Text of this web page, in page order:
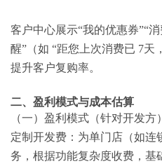
客户中心展示“我的优惠券”“
醒”（如 “距您上次消费已 7天
提升客户复购率。
二、盈利模式与成本估算
（一）盈利模式（针对开发方）
定制开发费：为单门店（如连
务，根据功能复杂度收费，基